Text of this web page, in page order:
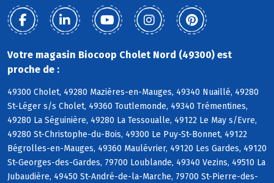
Votre magasin Biocoop Cholet Nord (49300) est
proche de :
49300 Cholet, 49280 Mazières-en-Mauges, 49340 Nuaillé, 49280
St-Léger s/s Cholet, 49360 Toutlemonde, 49340 Trémentines,
49280 La Séguinière, 49280 La Tessoualle, 49122 Le May s/Evre,
49280 St-Christophe-du-Bois, 49300 Le Puy-St-Bonnet, 49122
Bégrolles-en-Mauges, 49360 Maulévrier, 49120 Les Gardes, 49120
St-Georges-des-Gardes, 79700 Loublande, 49340 Vezins, 49510 La
Jubaudière, 49450 St-André-de-la-Marche, 79700 St-Pierre-des-